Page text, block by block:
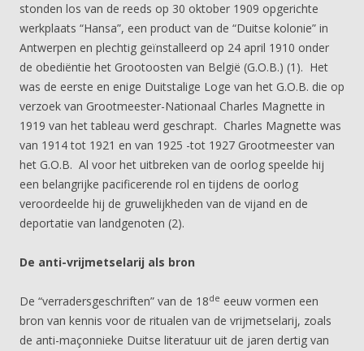
stonden los van de reeds op 30 oktober 1909 opgerichte
werkplaats “Hansa”, een product van de “Duitse kolonie” in
Antwerpen en plechtig geïnstalleerd op 24 april 1910 onder
de obediëntie het Grootoosten van België (G.O.B.) (1). Het
was de eerste en enige Duitstalige Loge van het G.O.B. die op
verzoek van Grootmeester-Nationaal Charles Magnette in
1919 van het tableau werd geschrapt. Charles Magnette was
van 1914 tot 1921 en van 1925 -tot 1927 Grootmeester van
het G.O.B. Al voor het uitbreken van de oorlog speelde hij
een belangrijke pacificerende rol en tijdens de oorlog
veroordeelde hij de gruwelijkheden van de vijand en de
deportatie van landgenoten (2).
De anti-vrijmetselarij als bron
De “verradersgeschriften” van de 18de eeuw vormen een
bron van kennis voor de ritualen van de vrijmetselarij, zoals
de anti-maçonnieke Duitse literatuur uit de jaren dertig van